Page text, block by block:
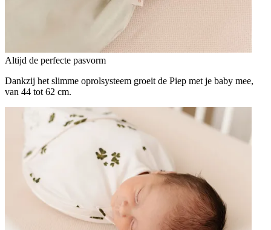
Altijd de perfecte pasvorm
Dankzij het slimme oprolsysteem groeit de Piep met je baby mee,
van 44 tot 62 cm.